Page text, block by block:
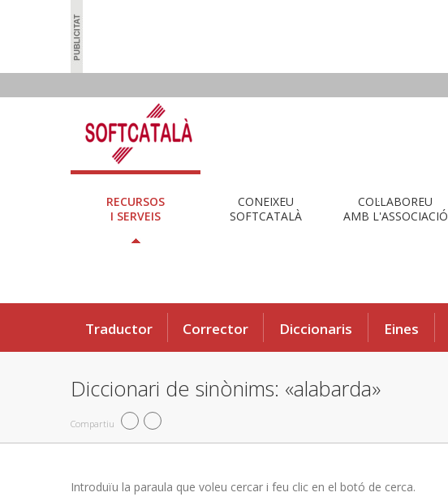
RECURSOS
I SERVEIS
CONEIXEU
SOFTCATALÀ
COL·LABOREU
AMB L'ASSOCIACIÓ
Traductor Corrector Diccionaris Eines
Diccionari de sinònims: «alabarda»
Compartiu
Introduïu la paraula que voleu cercar i feu clic en el botó de cerca.